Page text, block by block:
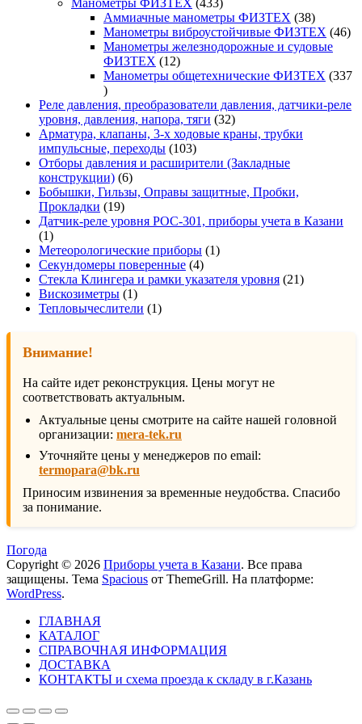
Манометры ФИЗТЕХ 433
товара
Аммиачные манометры ФИЗТЕХ 3838
товаров
Манометры виброустойчивые ФИЗТЕХ 4646
Манометры железнодорожные и судовые
ФИЗТЕХ
1212
товаров
Манометры общетехнические ФИЗТЕХ 337
337
товаров
Реле давления, преобразователи давления, датчики-реле
уровня, давления, напора, тяги 3232
товара
Арматура, клапаны, 3-х ходовые краны, трубки
импульсные, переходы 103103
товара
Отборы давления и расширители (Закладные
конструкции) 66
товаров
Бобышки, Гильзы, Оправы защитные, Пробки,
Прокладки
1919
товаров
Датчик-реле уровня РОС-301, приборы учета в Казани
11
товар
Метеорологические приборы 11
Секундомеры поверенные 44
товара
Стекла Клингера и рамки указателя уровня 2121
Вискозиметры 11
товар
Тепловычеслители 11
Внимание!
На сайте идет реконструкция. Цены могут не
соответствовать актуальным.
Актуальные цены смотрите на сайте нашей головной
организации: mera-tek.ru
Уточняйте цены у менеджеров по email:
termopara@bk.ru
Приносим извинения за временные неудобства. Спасибо
за понимание.
Погода
Copyright © 2026 Приборы учета в Казани. Все права
защищены. Тема Spacious от ThemeGrill. На платформе:
WordPress.
ГЛАВНАЯ
КАТАЛОГ
СПРАВОЧНАЯ ИНФОРМАЦИЯ
ДОСТАВКА
КОНТАКТЫ и схема проезда к складу в г.Казань